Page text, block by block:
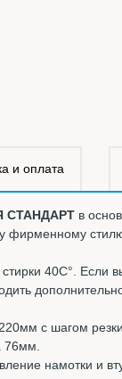
и оплата
СТАНДАРТ в
фирменному
40С°. Если
с шагом
76мм.
намотки и